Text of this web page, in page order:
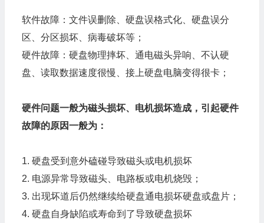
软件故障：文件误删除、硬盘误格式化、硬盘误分
区、分区损坏、病毒破坏等；
硬件故障：硬盘物理摔坏、通电磁头异响、不认硬
盘、读取数据速度很慢、接上硬盘电脑变得很卡；
硬件问题一般为磁头损坏、电机损坏造成，引起硬件
故障的原因一般为：
1. 硬盘受到意外磕碰导致磁头或电机损坏
2. 电源异常导致磁头、电路板或电机烧毁；
3. 出现坏道后仍然继续给硬盘通电损坏硬盘或盘片；
4. 硬盘自身缺陷或寿命到了导致硬盘损坏